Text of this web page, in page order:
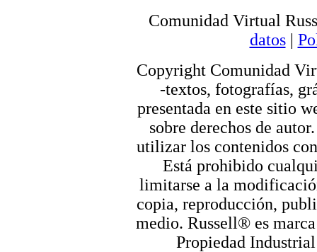
Comunidad Virtual
datos|
Copyright Comunidad
-textos, fotografías,
presentada en este sitio
sobre derechos de
utilizar los contenidos
Está prohibido
limitarse a la
copia, reproducción,
medio. Russell® es
Propiedad